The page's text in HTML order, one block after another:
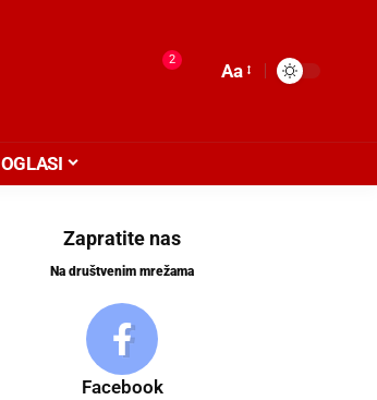
2
Aa
OGLASI
Zapratite nas
Na društvenim mrežama
Facebook